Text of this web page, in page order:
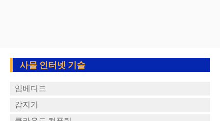
사물 인터넷 기술
임베디드
감지기